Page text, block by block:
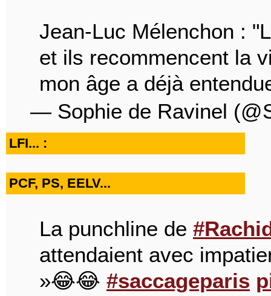
Jean-Luc Mélenchon :
et ils recommencent la
mon âge a déjà
— Sophie de Ravinel
LFI... :
PCF, PS, EELV...
La punchline de
attendaient avec
»😂😂 #saccageparis